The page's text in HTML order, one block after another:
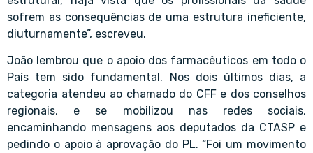
sofrem as consequências de uma estrutura ineficiente,
diuturnamente”, escreveu.
João lembrou que o apoio dos farmacêuticos em todo o
País tem sido fundamental. Nos dois últimos dias, a
categoria atendeu ao chamado do CFF e dos conselhos
regionais, e se mobilizou nas redes sociais,
encaminhando mensagens aos deputados da CTASP e
pedindo o apoio à aprovação do PL. “Foi um movimento